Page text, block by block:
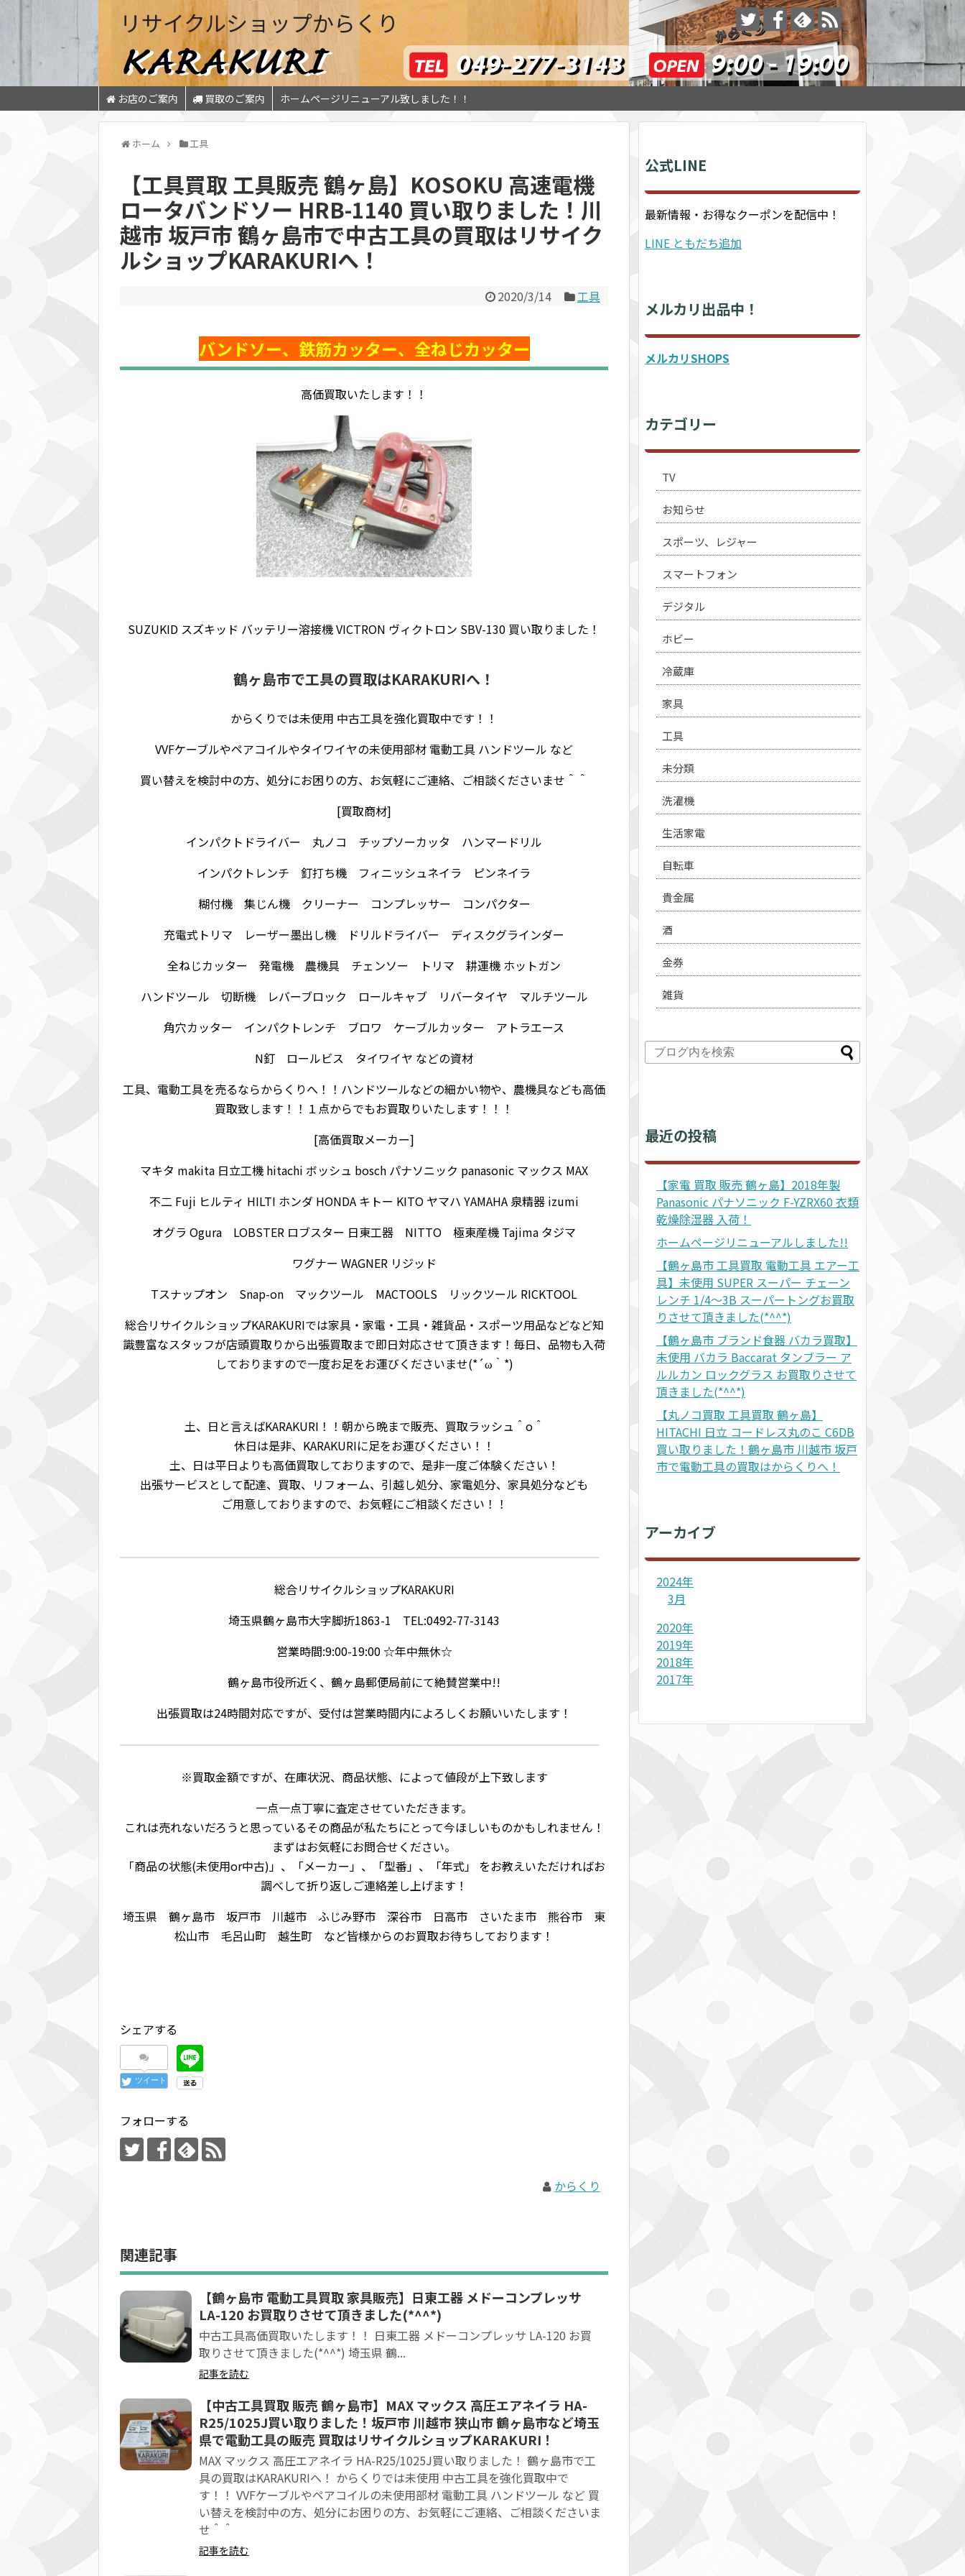
リサイクルショップからくり
お店のご案内 買取のご案内 ホームページリニューアル致しました！！
ホーム 工具
【工具買取 工具販売 鶴ヶ島】KOSOKU 高速電機
ロータバンドソー HRB-1140 買い取りました！川
越市 坂戸市 鶴ヶ島市で中古工具の買取はリサイク
ルショップKARAKURIへ！
2020/3/14 工具
バンドソー、鉄筋カッター、全ねじカッター
高価買取いたします！！
SUZUKID スズキッド バッテリー溶接機 VICTRON ヴィクトロン SBV-130 買い取りました！
鶴ヶ島市で工具の買取はKARAKURIへ！
からくりでは未使用 中古工具を強化買取中です！！
VVFケーブルやペアコイルやタイワイヤの未使用部材 電動工具 ハンドツール など
買い替えを検討中の方、処分にお困りの方、お気軽にご連絡、ご相談くださいませ＾＾
[買取商材]
インパクトドライバー 丸ノコ チップソーカッタ ハンマードリル
インパクトレンチ 釘打ち機 フィニッシュネイラ ピンネイラ
糊付機 集じん機 クリーナー コンプレッサー コンパクター
充電式トリマ レーザー墨出し機 ドリルドライバー ディスクグラインダー
全ねじカッター 発電機 農機具 チェンソー トリマ 耕運機 ホットガン
ハンドツール 切断機 レバーブロック ロールキャブ リバータイヤ マルチツール
角穴カッター インパクトレンチ ブロワ ケーブルカッター アトラエース
N釘 ロールビス タイワイヤ などの資材
工具、電動工具を売るならからくりへ！！ハンドツールなどの細かい物や、農機具なども高価
買取致します！！１点からでもお買取りいたします！！！
[高価買取メーカー]
マキタ makita 日立工機 hitachi ボッシュ bosch パナソニック panasonic マックス MAX
不二 Fuji ヒルティ HILTI ホンダ HONDA キトー KITO ヤマハ YAMAHA 泉精器 izumi
オグラ Ogura LOBSTER ロブスター 日東工器 NITTO 極東産機 Tajima タジマ
ワグナー WAGNER リジッド
Tスナップオン Snap-on マックツール MACTOOLS リックツール RICKTOOL
総合リサイクルショップKARAKURIでは家具・家電・工具・雑貨品・スポーツ用品などなど知
識豊富なスタッフが店頭買取りから出張買取まで即日対応させて頂きます！毎日、品物も入荷
しておりますので一度お足をお運びくださいませ(*´ω｀*)
土、日と言えばKARAKURI！！朝から晩まで販売、買取ラッシュ＾o＾
休日は是非、KARAKURIに足をお運びください！！
土、日は平日よりも高価買取しておりますので、是非一度ご体験ください！
出張サービスとして配達、買取、リフォーム、引越し処分、家電処分、家具処分なども
ご用意しておりますので、お気軽にご相談ください！！
総合リサイクルショップKARAKURI
埼玉県鶴ヶ島市大字脚折1863-1 TEL:0492-77-3143
営業時間:9:00-19:00 ☆年中無休☆
鶴ヶ島市役所近く、鶴ヶ島郵便局前にて絶賛営業中!!
出張買取は24時間対応ですが、受付は営業時間内によろしくお願いいたします！
※買取金額ですが、在庫状況、商品状態、によって値段が上下致します
一点一点丁寧に査定させていただきます。
これは売れないだろうと思っているその商品が私たちにとって今ほしいものかもしれません！
まずはお気軽にお問合せください。
「商品の状態(未使用or中古)」、「メーカー」、「型番」、「年式」 をお教えいただければお
調べして折り返しご連絡差し上げます！
埼玉県 鶴ヶ島市 坂戸市 川越市 ふじみ野市 深谷市 日高市 さいたま市 熊谷市 東
松山市 毛呂山町 越生町 など皆様からのお買取お待ちしております！
シェアする
ツイート
フォローする
からくり
関連記事
【鶴ヶ島市 電動工具買取 家具販売】日東工器 メドーコンプレッサ
LA-120 お買取りさせて頂きました(*^^*)
中古工具高価買取いたします！！ 日東工器 メドーコンプレッサ LA-120 お買
取りさせて頂きました(*^^*) 埼玉県 鶴...
記事を読む
【中古工具買取 販売 鶴ヶ島市】MAX マックス 高圧エアネイラ HA-
R25/1025J買い取りました！坂戸市 川越市 狭山市 鶴ヶ島市など埼玉
県で電動工具の販売 買取はリサイクルショップKARAKURI！
MAX マックス 高圧エアネイラ HA-R25/1025J買い取りました！ 鶴ヶ島市で工
具の買取はKARAKURIへ！ からくりでは未使用 中古工具を強化買取中で
す！！ VVFケーブルやペアコイルの未使用部材 電動工具 ハンドツール など 買
い替えを検討中の方、処分にお困りの方、お気軽にご連絡、ご相談くださいま
せ＾＾
記事を読む
公式LINE
最新情報・お得なクーポンを配信中！
LINE ともだち追加
メルカリ出品中！
メルカリSHOPS
カテゴリー
TV
お知らせ
スポーツ、レジャー
スマートフォン
デジタル
ホビー
冷蔵庫
家具
工具
未分類
洗濯機
生活家電
自転車
貴金属
酒
金券
雑貨
最近の投稿
【家電 買取 販売 鶴ヶ島】2018年製
Panasonic パナソニック F-YZRX60 衣類
乾燥除湿器 入荷！
ホームページリニューアルしました!!
【鶴ヶ島市 工具買取 電動工具 エアー工
具】未使用 SUPER スーパー チェーン
レンチ 1/4～3B スーパートングお買取
りさせて頂きました(*^^*)
【鶴ヶ島市 ブランド食器 バカラ買取】
未使用 バカラ Baccarat タンブラー ア
ルルカン ロックグラス お買取りさせて
頂きました(*^^*)
【丸ノコ買取 工具買取 鶴ヶ島】
HITACHI 日立 コードレス丸のこ C6DB
買い取りました！鶴ヶ島市 川越市 坂戸
市で電動工具の買取はからくりへ！
アーカイブ
2024年
3月
2020年
2019年
2018年
2017年